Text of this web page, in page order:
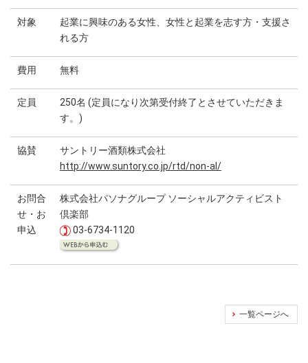
対象
起業に興味のある女性、女性と起業を志す方・支援さ
れる方
費用 無料
定員
250名 (定員になり次第受付終了とさせていただきま
す。)
協賛
サントリー酒類株式会社
http://www.suntory.co.jp/rtd/non-al/
お問合
せ・お
申込
株式会社パソナグループ ソーシャルアクティビスト
倶楽部
03-6734-1120
一覧ページへ